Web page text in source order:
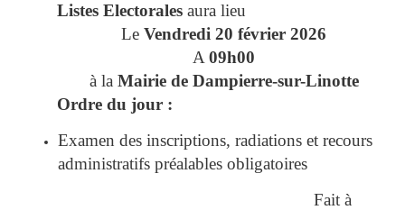
Listes Electorales aura lieu
Le Vendredi 20 février 2026
A 09h00
à la Mairie de Dampierre-sur-Linotte
Ordre du jour :
Examen des inscriptions, radiations et recours
administratifs préalables obligatoires
Fait à